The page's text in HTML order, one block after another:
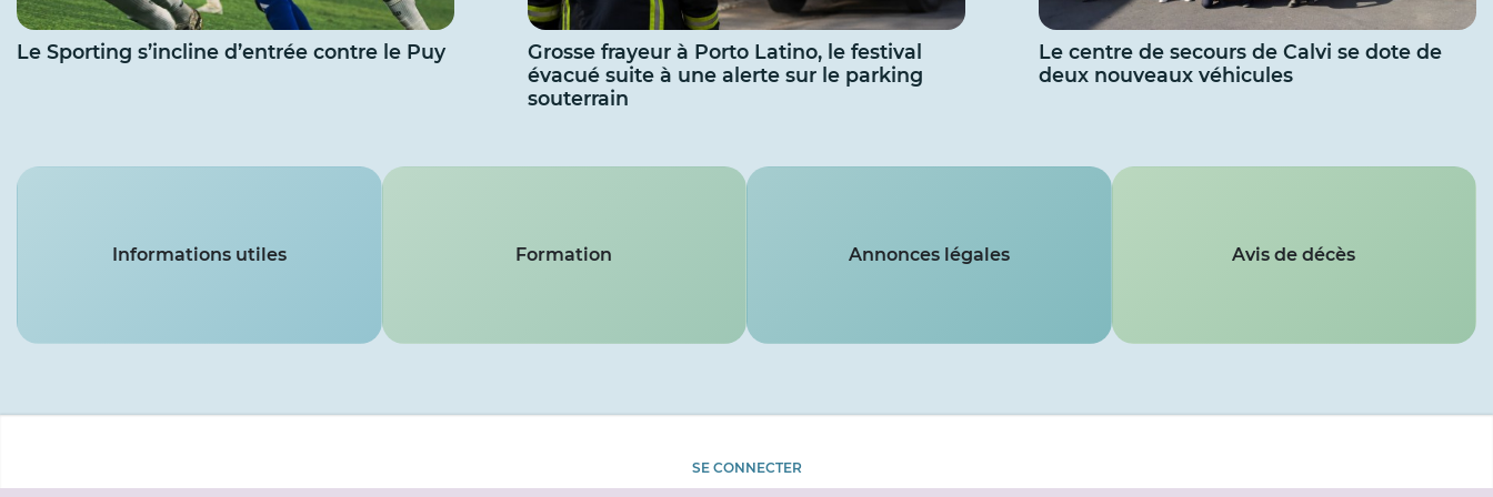
Le Sporting s’incline d’entrée contre le Puy
Grosse frayeur à Porto Latino, le festival
évacué suite à une alerte sur le parking
souterrain
Le centre de secours de Calvi se dote de
deux nouveaux véhicules
Services
Informations utiles Formation Annonces légales Avis de décès
SE CONNECTER